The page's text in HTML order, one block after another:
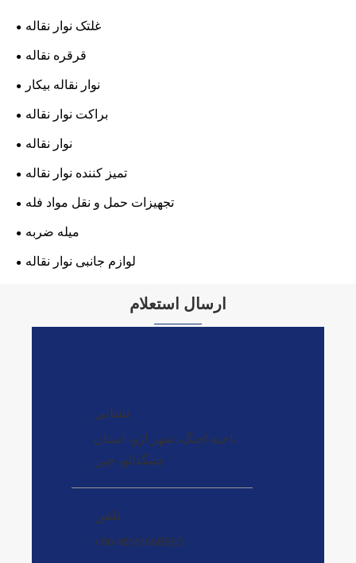
غلتک نوار نقاله
قرقره نقاله
نوار نقاله بیکار
براکت نوار نقاله
نوار نقاله
تمیز کننده نوار نقاله
تجهیزات حمل و نقل مواد فله
میله ضربه
لوازم جانبی نوار نقاله
ارسال استعلام
نشانی
ناحیه اچنگ، شهر اژو، استان
چینگدائو، چین
تلفن
+86-18561668850